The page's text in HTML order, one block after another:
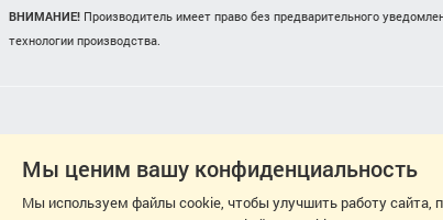
ВНИМАНИЕ! Производитель имеет право без предварительного
технологии производства.
Мы ценим вашу конфиденциальность
Мы используем файлы cookie, чтобы улучшить работу сайта,